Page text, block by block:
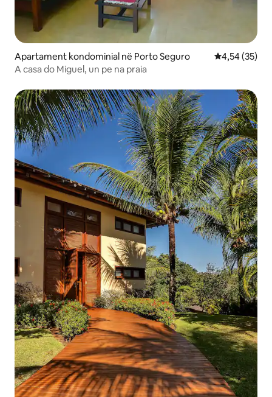
Apartament kondominial në Porto Seguro Vlerësimi
4,54 (35)
A casa do Miguel, un pe na praia